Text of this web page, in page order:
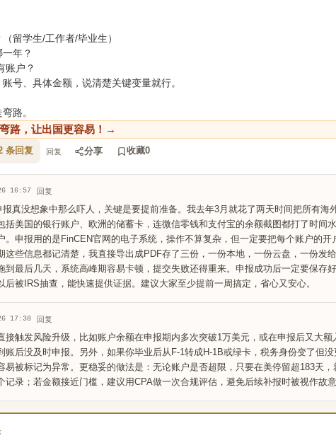
留学生/工作者/毕业生）
年？
账户？
号、具体金额，说清楚关键变量就行。
路。
路，让出国更容易！→
条回复 回复 分享 收藏0
16:57 回复
真没想象中那么吓人，关键是要提前准备。我去年3月就花了两天时间把所有海
括美国的银行账户、欧洲的储蓄卡，连微信零钱和支付宝的余额截图都打了时间
。申报用的是FinCEN官网的电子系统，操作不算复杂，但一定要把每个账户的
这些信息都记清楚，我直接导出成PDF存了三份，一份本地，一份云盘，一份发
到最后几天，系统高峰期容易卡顿，提交失败还得重来。申报成功后一定要保存
后被IRS抽查，能快速提供证据。建议大家至少提前一周搞定，省心又安心。
17:38 回复
接触发风险升级，比如账户余额在申报期内多次突破1万美元，或在申报后又大
账后没及时申报。另外，如果你毕业后从F-1转成H-1B或绿卡，税务身份变了但
易被标记为异常。更稳妥的做法是：无论账户是否超限，只要在美停留超183天
记录；若金额接近门槛，建议用CPA做一次合规评估，避免后续补报时被视作故意